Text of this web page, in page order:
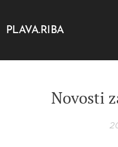
PLAVA.RIBA
Novosti